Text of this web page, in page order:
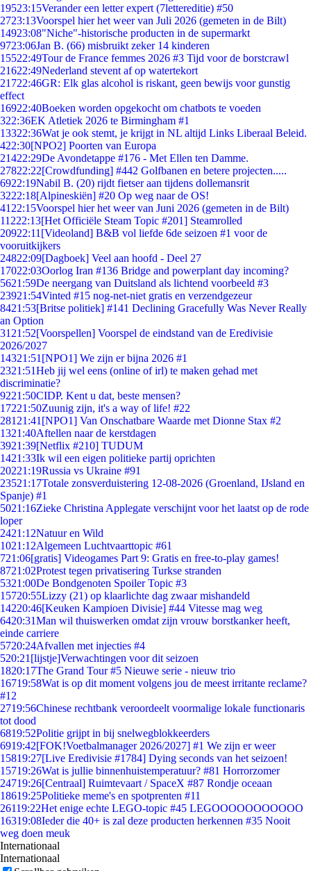
19523:15Verander een letter expert (7lettereditie) #50
2723:13Voorspel hier het weer van Juli 2026 (gemeten in de Bilt)
14923:08"Niche"-historische producten in de supermarkt
9723:06Jan B. (66) misbruikt zeker 14 kinderen
15522:49Tour de France femmes 2026 #3 Tijd voor de borstcrawl
21622:49Nederland stevent af op watertekort
21722:46GR: Elk glas alcohol is riskant, geen bewijs voor gunstig
effect
16922:40Boeken worden opgekocht om chatbots te voeden
322:36EK Atletiek 2026 te Birmingham #1
13322:36Wat je ook stemt, je krijgt in NL altijd Links Liberaal Beleid.
422:30[NPO2] Poorten van Europa
21422:29De Avondetappe #176 - Met Ellen ten Damme.
27822:22[Crowdfunding] #442 Golfbanen en betere projecten.....
6922:19Nabil B. (20) rijdt fietser aan tijdens dollemansrit
3222:18[Alpineskiën] #20 Op weg naar de OS!
41 22:15Voorspel hier het weer van Juni 2026 (gemeten in de Bilt)
11222:13[Het Officiële Steam Topic #201] Steamrolled
20922:11 [Videoland] B&B vol liefde 6de seizoen #1 voor de
vooruitkijkers
24822:09[Dagboek] Veel aan hoofd - Deel 27
17022:03Oorlog Iran #136 Bridge and powerplant day incoming?
5621:59De neergang van Duitsland als lichtend voorbeeld #3
23921:54Vinted #15 nog-net-niet gratis en verzendgezeur
8421:53[Britse politiek] #141 Declining Gracefully Was Never Really
an Option
31 21:52[Voorspellen] Voorspel de eindstand van de Eredivisie
2026/2027
14321:51 [NPO1] We zijn er bijna 2026 #1
2321:51Heb jij wel eens (online of irl) te maken gehad met
discriminatie?
9221:50CIDP. Kent u dat, beste mensen?
17221:50Zuunig zijn, it's a way of life! #22
281 21:41 [NPO1] Van Onschatbare Waarde met Dionne Stax #2
1321:40Aftellen naar de kerstdagen
3921:39[Netflix #210] TUDUM
1421:33Ik wil een eigen politieke partij oprichten
20221:19Russia vs Ukraine #91
23521:17Totale zonsverduistering 12-08-2026 (Groenland, IJsland en
Spanje) #1
5021:16Zieke Christina Applegate verschijnt voor het laatst op de rode
loper
2421:12Natuur en Wild
1021:12Algemeen Luchtvaarttopic #61
721:06[gratis] Videogames Part 9: Gratis en free-to-play games!
8721:02Protest tegen privatisering Turkse stranden
5321:00De Bondgenoten Spoiler Topic #3
15720:55Lizzy (21) op klaarlichte dag zwaar mishandeld
14220:46[Keuken Kampioen Divisie] #44 Vitesse mag weg
6420:31Man wil thuiswerken omdat zijn vrouw borstkanker heeft,
einde carriere
5720:24Afvallen met injecties #4
520:21 [lijstje]Verwachtingen voor dit seizoen
1820:17The Grand Tour #5 Nieuwe serie - nieuw trio
16719:58Wat is op dit moment volgens jou de meest irritante reclame?
#12
2719:56Chinese rechtbank veroordeelt voormalige lokale functionaris
tot dood
6819:52Politie grijpt in bij snelwegblokkeerders
6919:42[FOK!Voetbalmanager 2026/2027] #1 We zijn er weer
15819:27[Live Eredivisie #1784] Dying seconds van het seizoen!
15719:26Wat is jullie binnenhuistemperatuur? #81 Horrorzomer
24719:26[Centraal] Ruimtevaart / SpaceX #87 Rondje oceaan
18619:25Politieke meme's en spotprenten #11
26119:22Het enige echte LEGO-topic #45 LEGOOOOOOOOOOO
16319:08Ieder die 40+ is zal deze producten herkennen #35 Nooit
weg doen meuk
Internationaal
Internationaal